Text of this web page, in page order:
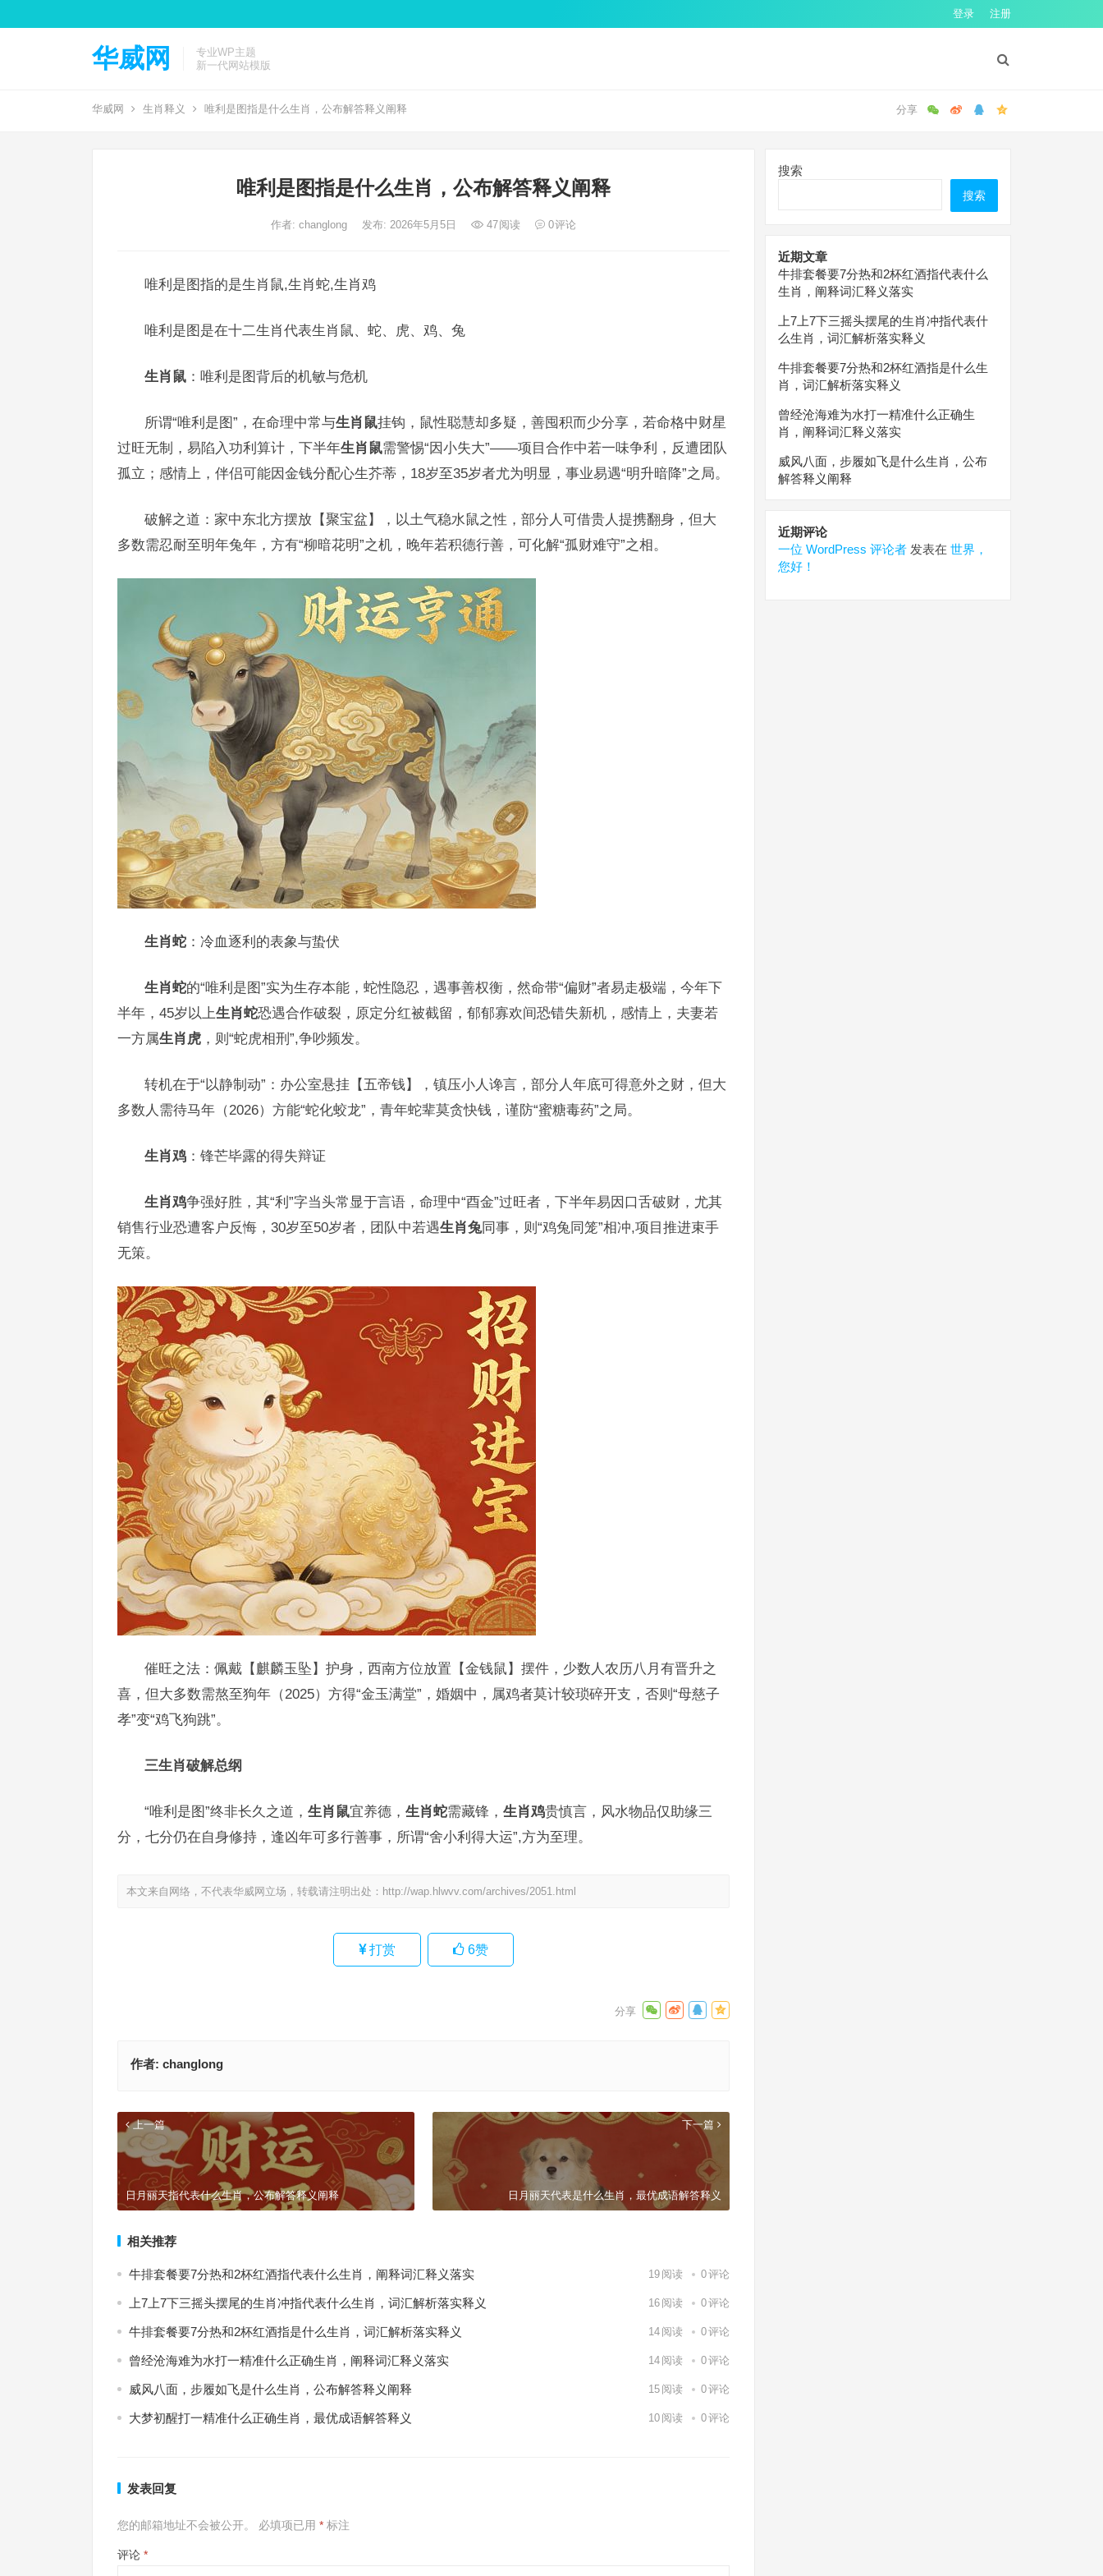
登录 注册
华威网
专业WP主题
新一代网站模版
华威网 生肖释义 唯利是图指是什么生肖，公布解答释义阐释
唯利是图指是什么生肖，公布解答释义阐释
作者: changlong 发布: 2026年5月5日 47阅读 0评论
唯利是图指的是生肖鼠,生肖蛇,生肖鸡
唯利是图是在十二生肖代表生肖鼠、蛇、虎、鸡、兔
生肖鼠 ：唯利是图背后的机敏与危机
所谓“唯利是图”，在命理中常与生肖鼠挂钩，鼠性聪慧却多疑，善囤积而少分享，若命格中财星
过旺无制，易陷入功利算计，下半年生肖鼠需警惕“因小失大”——项目合作中若一味争利，反遭团队
孤立；感情上，伴侣可能因金钱分配心生芥蒂，18岁至35岁者尤为明显，事业易遇“明升暗降”之局。
破解之道：家中东北方摆放【聚宝盆】，以土气稳水鼠之性，部分人可借贵人提携翻身，但大
多数需忍耐至明年兔年，方有“柳暗花明”之机，晚年若积德行善，可化解“孤财难守”之相。
生肖蛇 ：冷血逐利的表象与蛰伏
生肖蛇的“唯利是图”实为生存本能，蛇性隐忍，遇事善权衡，然命带“偏财”者易走极端，今年下
半年，45岁以上生肖蛇恐遇合作破裂，原定分红被截留，郁郁寡欢间恐错失新机，感情上，夫妻若
一方属生肖虎 ，则“蛇虎相刑”,争吵频发。
转机在于“以静制动”：办公室悬挂【五帝钱】，镇压小人谗言，部分人年底可得意外之财，但大
多数人需待马年（2026）方能“蛇化蛟龙”，青年蛇辈莫贪快钱，谨防“蜜糖毒药”之局。
生肖鸡 ：锋芒毕露的得失辩证
生肖鸡争强好胜，其“利”字当头常显于言语，命理中“酉金”过旺者，下半年易因口舌破财，尤其
销售行业恐遭客户反悔，30岁至50岁者，团队中若遇生肖兔同事，则“鸡兔同笼”相冲,项目推进束手
无策。
催旺之法：佩戴【麒麟玉坠】护身，西南方位放置【金钱鼠】摆件，少数人农历八月有晋升之
喜，但大多数需熬至狗年（2025）方得“金玉满堂”，婚姻中，属鸡者莫计较琐碎开支，否则“母慈子
孝”变“鸡飞狗跳”。
三生肖破解总纲
“唯利是图”终非长久之道， 生肖鼠宜养德， 生肖蛇需藏锋， 生肖鸡贵慎言，风水物品仅助缘三
分，七分仍在自身修持，逢凶年可多行善事，所谓“舍小利得大运”,方为至理。
本文来自网络，不代表华威网立场，转载请注明出处： http://wap.hlwvv.com/archives/2051.html
打赏 6赞
作者: changlong
上一篇
日月丽天指代表什么生肖，公布解答释义阐释
下一篇
日月丽天代表是什么生肖，最优成语解答释义
相关推荐
牛排套餐要7分热和2杯红酒指代表什么生肖，阐释词汇释义落实 19 阅读 0评论
上7上7下三摇头摆尾的生肖冲指代表什么生肖，词汇解析落实释义 16 阅读 0评论
牛排套餐要7分热和2杯红酒指是什么生肖，词汇解析落实释义 14 阅读 0评论
曾经沧海难为水打一精准什么正确生肖，阐释词汇释义落实 14 阅读 0评论
威风八面，步履如飞是什么生肖，公布解答释义阐释 15 阅读 0评论
大梦初醒打一精准什么正确生肖，最优成语解答释义 10 阅读 0评论
发表回复
您的邮箱地址不会被公开。 必填项已用 * 标注
评论 *
搜索
搜索
近期文章
牛排套餐要7分热和2杯红酒指代表什么
生肖，阐释词汇释义落实
上7上7下三摇头摆尾的生肖冲指代表什
么生肖，词汇解析落实释义
牛排套餐要7分热和2杯红酒指是什么生
肖，词汇解析落实释义
曾经沧海难为水打一精准什么正确生
肖，阐释词汇释义落实
威风八面，步履如飞是什么生肖，公布
解答释义阐释
近期评论
一位 WordPress 评论者 发表在 世界，
您好！